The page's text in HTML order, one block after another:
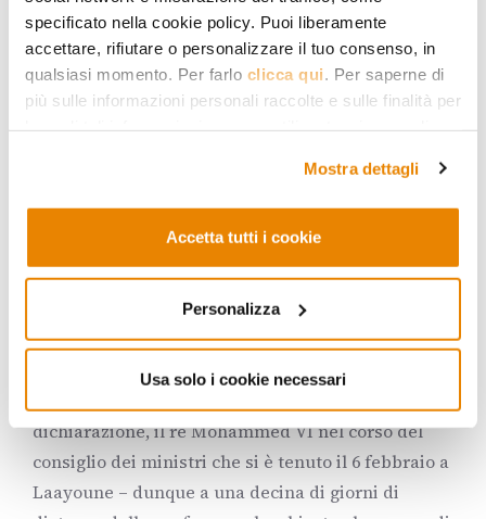
specificato nella cookie policy. Puoi liberamente
accettare, rifiutare o personalizzare il tuo consenso, in
qualsiasi momento. Per farlo clicca qui . Per saperne di
più sulle informazioni personali raccolte e sulle finalità per
Mostra dettagli
Accetta tutti i cookie
Personalizza
Usa solo i cookie necessari
dichiarazione invita ad aprire un cantiere. Ma il
lavoro vero e proprio non è ancora iniziato.
Bisogna perciò aspettare per vedere se susciterà
qualche effetto nelle società musulmane. Detto
questo, il testo della dichiarazione è coraggioso e
determinato. È coraggioso perché, superando
“moderna”, quella della cittadinanza contrattuale,
con la quale i membri della nazione sono posti
sullo stesso piano di uguaglianza giuridica, e
hanno gli stessi diritti e gli stessi doveri, a
prescindere dalla loro appartenenza religiosa.
dichiarazione, il re Mohammed VI nel corso del
consiglio dei ministri che si è tenuto il 6 febbraio a
Laayoune – dunque a una decina di giorni di